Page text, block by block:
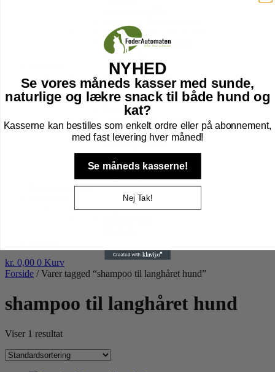
Halsbånd, sele, line & tegn
Kattebakker & tilbehør
Højtider kat
Foder til Gnavere
Godbidder
Legetøj
Transport Af Gnavere
Seler og Liner til gnavere
Bure til Gnavere
Tilbehør til bur
Bund til Bur
Lopper og tæger
Fugle
kr. 0,00 0 Kurv
Forside / Varer tagged “shampoo til langhåret hund”
shampoo til langhåret hund
Viser 1 resultat
NYHED
Se vores måneds kasser med sunde,
naturlige og lækre snack til både hund og
kat?
Kasserne kan bestilles som enkelt ordre eller på abonnement,
med fast levering hver måned!
Se måneds kasserne!
Nej Tak!